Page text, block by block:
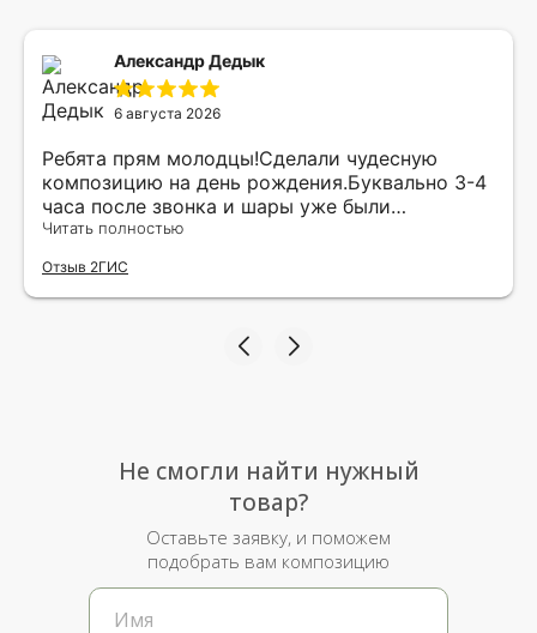
Александр Дедык
6 августа 2026
Ребята прям молодцы!Сделали чудесную
композицию на день рождения.Буквально 3-4
часа после звонка и шары уже были
доставлены мне по адресу.Качество
рада.
Читать полностью
Отзыв 2ГИС
Не смогли найти нужный
товар?
Оставьте заявку, и поможем
подобрать вам композицию